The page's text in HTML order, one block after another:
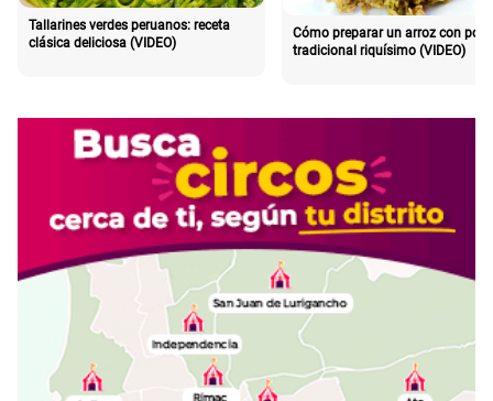
Tallarines verdes peruanos: receta
clásica deliciosa (VIDEO)
Cómo preparar un arroz con pollo
tradicional riquísimo (VIDEO)